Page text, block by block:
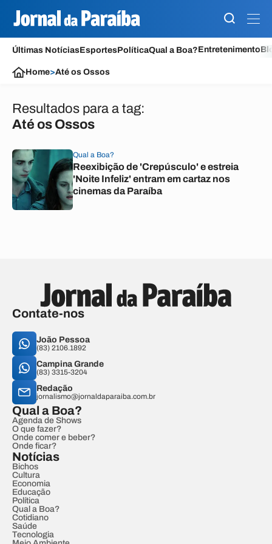
Últimas NotíciasEsportesPolíticaQual a Boa?Entretenimento
Home>Até os Ossos
Resultados para a tag:
Até os Ossos
Qual a Boa?
Reexibição de 'Crepúsculo' e estreia
'Noite Infeliz' entram em cartaz nos
cinemas da Paraíba
Contate-nos
João Pessoa
(83) 2106.1892
Campina Grande
(83) 3315-3204
Redação
jornalismo@jornaldaparaiba.com.br
Qual a Boa?
Agenda de Shows
O que fazer?
Onde comer e beber?
Onde ficar?
Notícias
Bichos
Cultura
Economia
Educação
Política
Qual a Boa?
Cotidiano
Saúde
Tecnologia